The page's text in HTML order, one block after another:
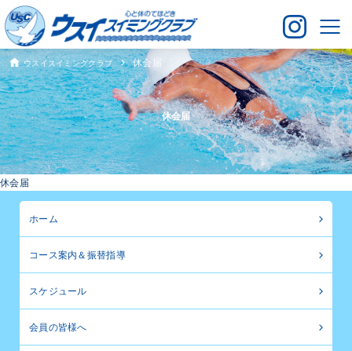
休会届
ウスイスイミングクラブ 休会届
休会届
ホーム
コース案内＆振替指導
スケジュール
会員の皆様へ